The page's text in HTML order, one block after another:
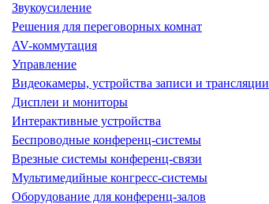
Звукоусиление
Решения для переговорных комнат
AV-коммутация
Управление
Видеокамеры, устройства записи и трансляции
Дисплеи и мониторы
Интерактивные устройства
Беспроводные конференц-системы
Врезные системы конференц-связи
Мультимедийные конгресс-системы
Оборудование для конференц-залов